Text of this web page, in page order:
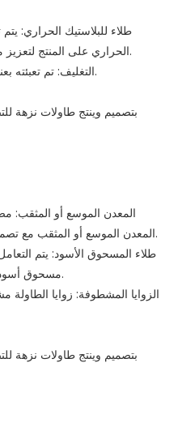
طلاء للبلاستيك الحراري:
الحراري على المنتج لتعزيز مقاومة الطقس ومقاومة التآكل.
التغليف: تم تعبئته بعناية لضمان عدم تلفها أثناء النقل.
المعدن الموسع أو المثقب:
المعدن الموسع أو المثقب مع تصميم مفتوح يسهل تنظيفه وتبريده.
طلاء المسحوق الأسود: يتم
مسحوق أسود لمقاومة الصدأ والمظهر الأنيق.
الزوايا المشطوفة: زوايا